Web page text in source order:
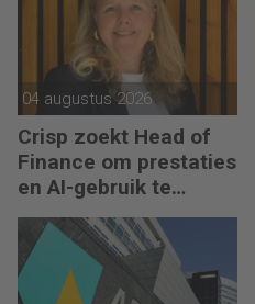
04 augustus 2026
Crisp zoekt Head of
Finance om prestaties
en AI-gebruik te
versnellen